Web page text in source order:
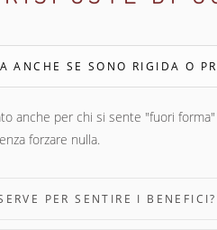
ANCHE SE SONO RIGIDA O
anche per chi si sente "fuori
forzare nulla.
PER SENTIRE I BENEFICI?